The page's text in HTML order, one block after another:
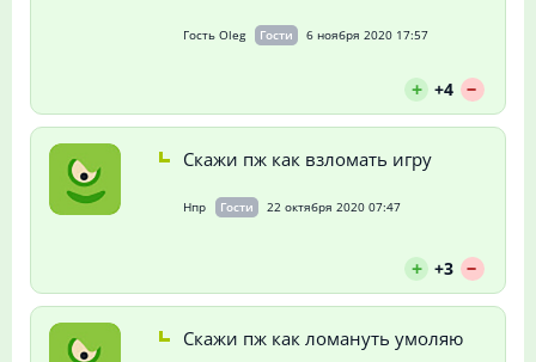
Гость Oleg Гости 6 ноября 2020 17:57
+ +4 --
Скажи пж как взломать игру
Нпр Гости 22 октября 2020 07:47
+ +3 --
Скажи пж как ломануть умоляю